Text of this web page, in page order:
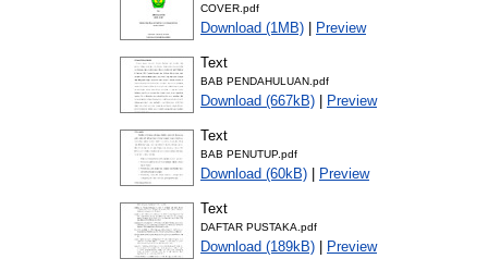
COVER.pdf
Download (1MB) | Preview
Text
BAB PENDAHULUAN.pdf
Download (667kB) | Preview
Text
BAB PENUTUP.pdf
Download (60kB) | Preview
Text
DAFTAR PUSTAKA.pdf
Download (189kB) | Preview